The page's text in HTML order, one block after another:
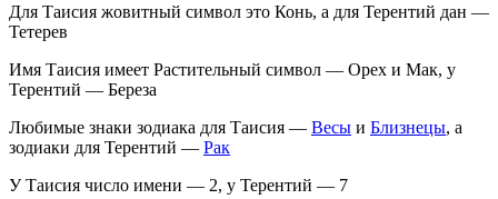
Для Таисия жовитный символ это Конь, а для Терентий дан —
Тетерев
Имя Таисия имеет Растительный символ — Орех и Мак, у
Терентий — Береза
Любимые знаки зодиака для Таисия — Весы и Близнецы, а
зодиаки для Терентий — Рак
У Таисия число имени — 2, у Терентий — 7